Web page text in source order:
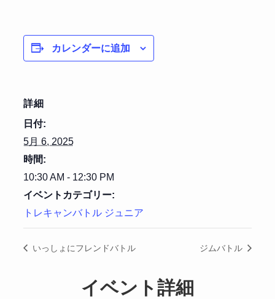
カレンダーに追加
詳細
日付:
5月 6, 2025
時間:
10:30 AM - 12:30 PM
イベントカテゴリー:
トレキャンバトル ジュニア
いっしょにフレンドバトル ジムバトル
イベント詳細